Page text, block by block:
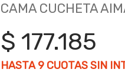
CAMA CUCHETA
$ 177.185
HASTA9CUOTAS SIN